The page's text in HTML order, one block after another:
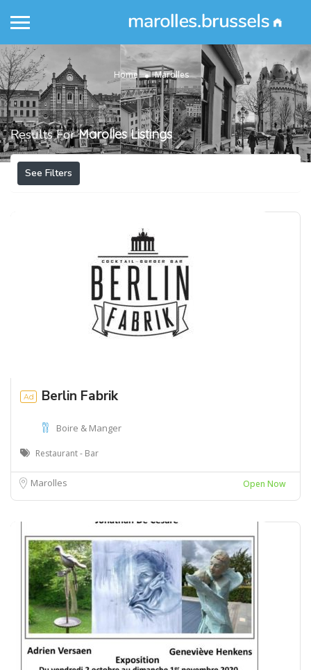
Home Marolles
Results ForMarolles Listings
See Filters
Ad Berlin Fabrik
Boire & Manger
Restaurant - Bar
Marolles Open Now